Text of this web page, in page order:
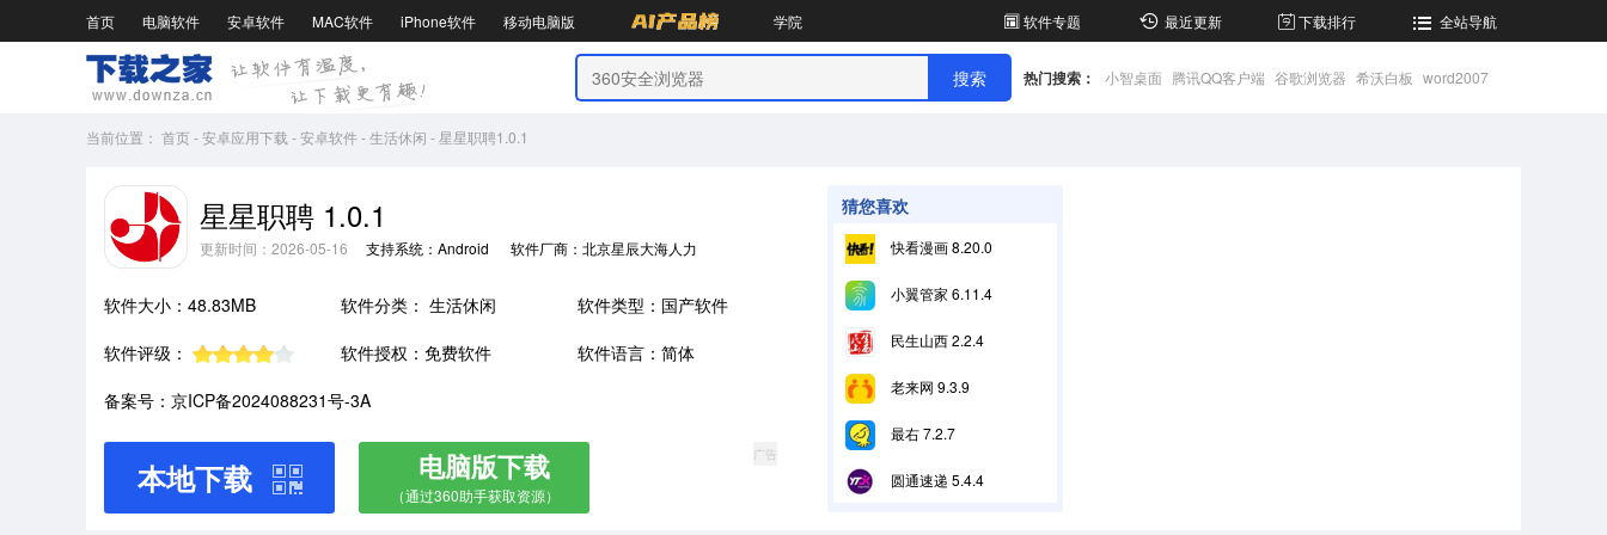
首页 电脑软件 安卓软件 MAC软件 iPhone软件 移动电脑版 学院 软件专题 最近更新 下载排行 全站导航
热门搜索： 小智桌面 腾讯QQ客户端 谷歌浏览器 希沃白板 word2007
当前位置： 首页-安卓应用下载 -安卓软件-生活休闲 -星星职聘1.0.1
星星职聘 1.0.1
更新时间：2026-05-16 支持系统：Android 软件厂商：北京星辰大海人力资源服务有限公司
软件大小：48.83MB 软件分类： 生活休闲
软件类型：国产软件
软件评级：
软件授权：免费软件
软件语言：简体
备案号：京ICP备2024088231号-3A
本地下载 电脑版下载
（通过360助手获取资源）
广告
猜您喜欢
快看漫画 8.20.0
小翼管家 6.11.4
民生山西 2.2.4
老来网 9.3.9
最右 7.2.7
圆通速递 5.4.4